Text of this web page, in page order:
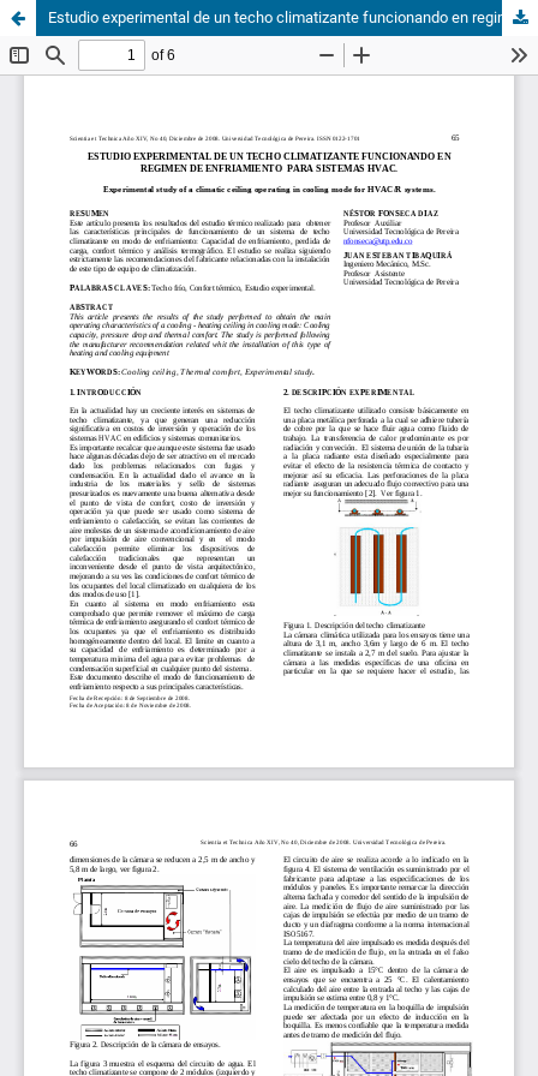
Estudio experimental de un techo climatizante funcionando en regimen de enfriamiento para sistemas hvac